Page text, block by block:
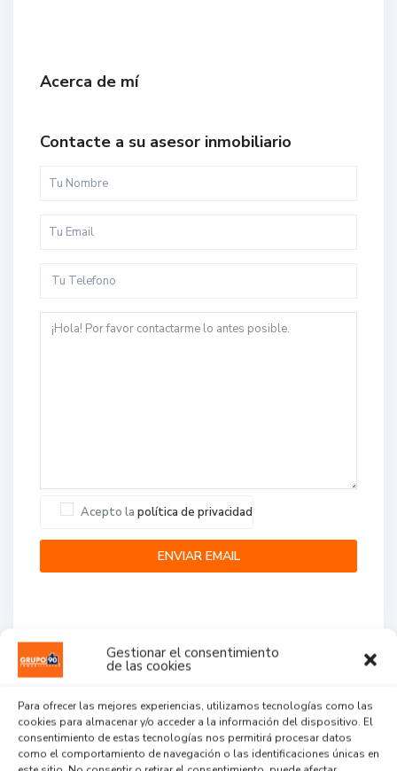
Gestionar el consentimiento
de las cookies
Para ofrecer las mejores experiencias, utilizamos tecnologías como las
cookies para almacenar y/o acceder a la información del dispositivo. El
consentimiento de estas tecnologías nos permitirá procesar datos
como el comportamiento de navegación o las identificaciones únicas en
Acerca de mí
Contacte a su asesor inmobiliario
Acepto la política de privacidad
...